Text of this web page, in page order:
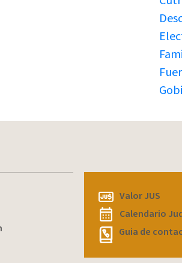
JxJ
Valor JUS
Calendario
Guia de